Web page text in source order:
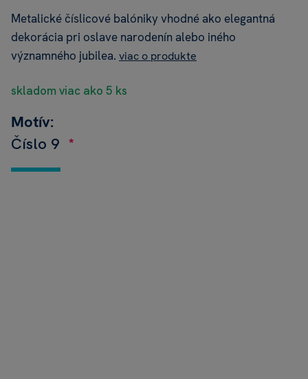
Metalické číslicové balóniky vhodné ako elegantná
dekorácia pri oslave narodenín alebo iného
významného jubilea. viac o produkte
skladom viac ako 5 ks
Motív:
Číslo 9